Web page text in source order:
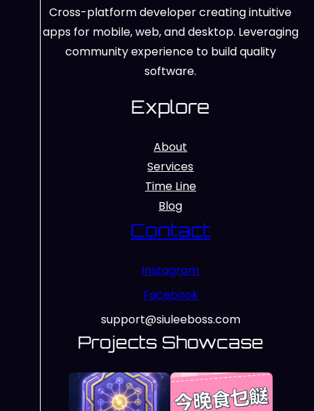
Cross-platform developer creating intuitive
apps for mobile, web, and desktop. Leveraging
community experience to build quality
software.
Explore
About
Services
Time Line
Blog
Contact
Instagram
Facebook
support@siuleeboss.com
Projects Showcase